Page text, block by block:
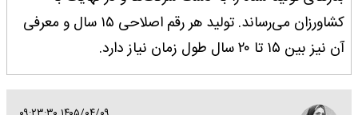
کشاورزان می‌رساند. تولید هر رقم اصلاحی ۱۵ سال و معرفی
آن نیز بین ۱۵ تا ۲۰ سال طول زمان نیاز دارد.